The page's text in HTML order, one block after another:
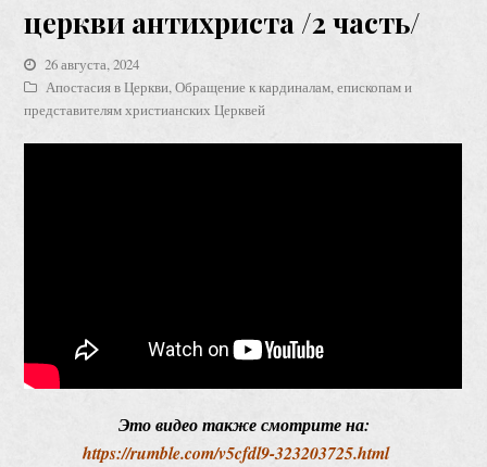
церкви антихриста /2 часть/
26 августа, 2024
Апостасия в Церкви,Обращение к кардиналам, епископам и
представителям христианских Церквей
Это видео также смотрите на:
https://rumble.com/v5cfdl9-323203725.html